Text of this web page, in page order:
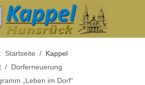
Startseite
Kappel
Dorferneuerung
„Leben im Dorf“